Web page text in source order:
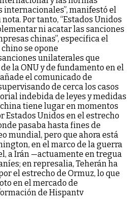
internacionales”, manifestó el
Por tanto, “Estados Unidos
ni acatar las sanciones
chinas”, especifica el
se opone
unilaterales que
la ONU y de fundamento en el
el comunicado de
de cerca los casos
indebida de leyes y medidas
tiene lugar en momentos
Estados Unidos en el estrecho
pasaba hasta fines de
mundial, pero que ahora está
en el marco de la guerra
a Irán —actuamente en tregua
en represalia, Teherán ha
el estrecho de Ormuz, lo que
en el mercado de
de Hispantv